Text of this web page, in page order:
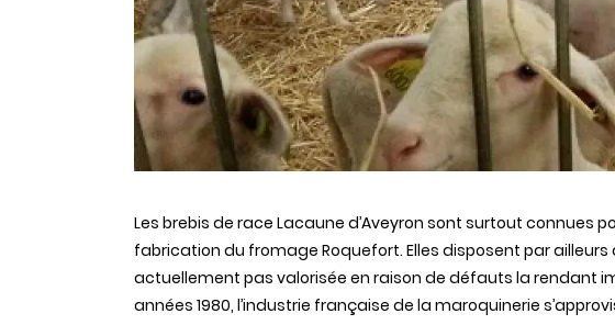
Les brebis de race Lacaune d’Aveyron sont surtout connues
fabrication du fromage Roquefort. Elles disposent par ailleurs
actuellement pas valorisée en raison de défauts la rendant
années 1980, l’industrie française de la maroquinerie